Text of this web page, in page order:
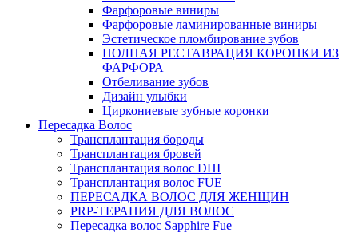
Фарфоровые виниры
Фарфоровые ламинированные виниры
Эстетическое пломбирование зубов
ПОЛНАЯ РЕСТАВРАЦИЯ КОРОНКИ ИЗ
ФАРФОРА
Отбеливание зубов
Дизайн улыбки
Циркониевые зубные коронки
Пересадка Волос
Трансплантация бороды
Трансплантация бровей
Трансплантация волос DHI
Трансплантация волос FUE
ПЕРЕСАДКА ВОЛОС ДЛЯ ЖЕНЩИН
PRP-ТЕРАПИЯ ДЛЯ ВОЛОС
Пересадка волос Sapphire Fue